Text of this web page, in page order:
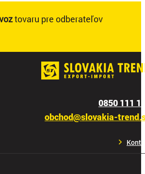
tovaru pre odberateľov
0850 111
obchod@slovakia-